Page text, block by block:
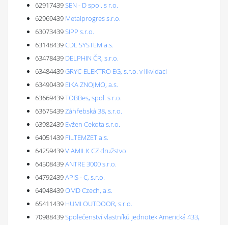
62917439SEN - D spol. s r.o.
62969439 Metalprogres s.r.o.
63073439SIPP s.r.o.
63148439CDL SYSTEM a.s.
63478439 DELPHIN ČR, s.r.o.
63484439GRYC-ELEKTRO EG, s.r.o. v likvidaci
63490439 EIKA ZNOJMO, a.s.
63669439TOBBes, spol. s r.o.
63675439Záhřebská 38, s.r.o.
63982439 Evžen Cekota s.r.o.
64051439 FILTEMZET a.s.
64259439VIAMILK CZ družstvo
64508439ANTRE 3000 s.r.o.
64792439APIS - C, s.r.o.
64948439OMD Czech, a.s.
65411439 HUMI OUTDOOR, s.r.o.
70988439Společenství vlastníků jednotek Americká 433,